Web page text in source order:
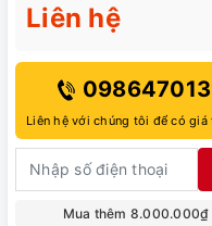
Liên hệ
Liên hệ với chúng tôi để có
Mua thêm 8.000.000₫